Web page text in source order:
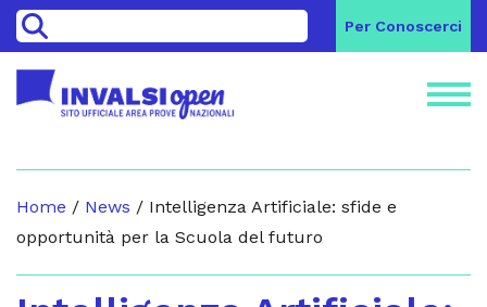
> Per Conoscerci
Home / News / Intelligenza Artificiale: sfide e
opportunità per la Scuola del futuro